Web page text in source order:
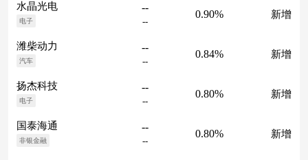
水晶光电
电子
--
--
0.90% 新增
潍柴动力
汽车
--
--
0.84% 新增
扬杰科技
电子
--
--
0.80% 新增
国泰海通
非银金融
--
--
0.80% 新增